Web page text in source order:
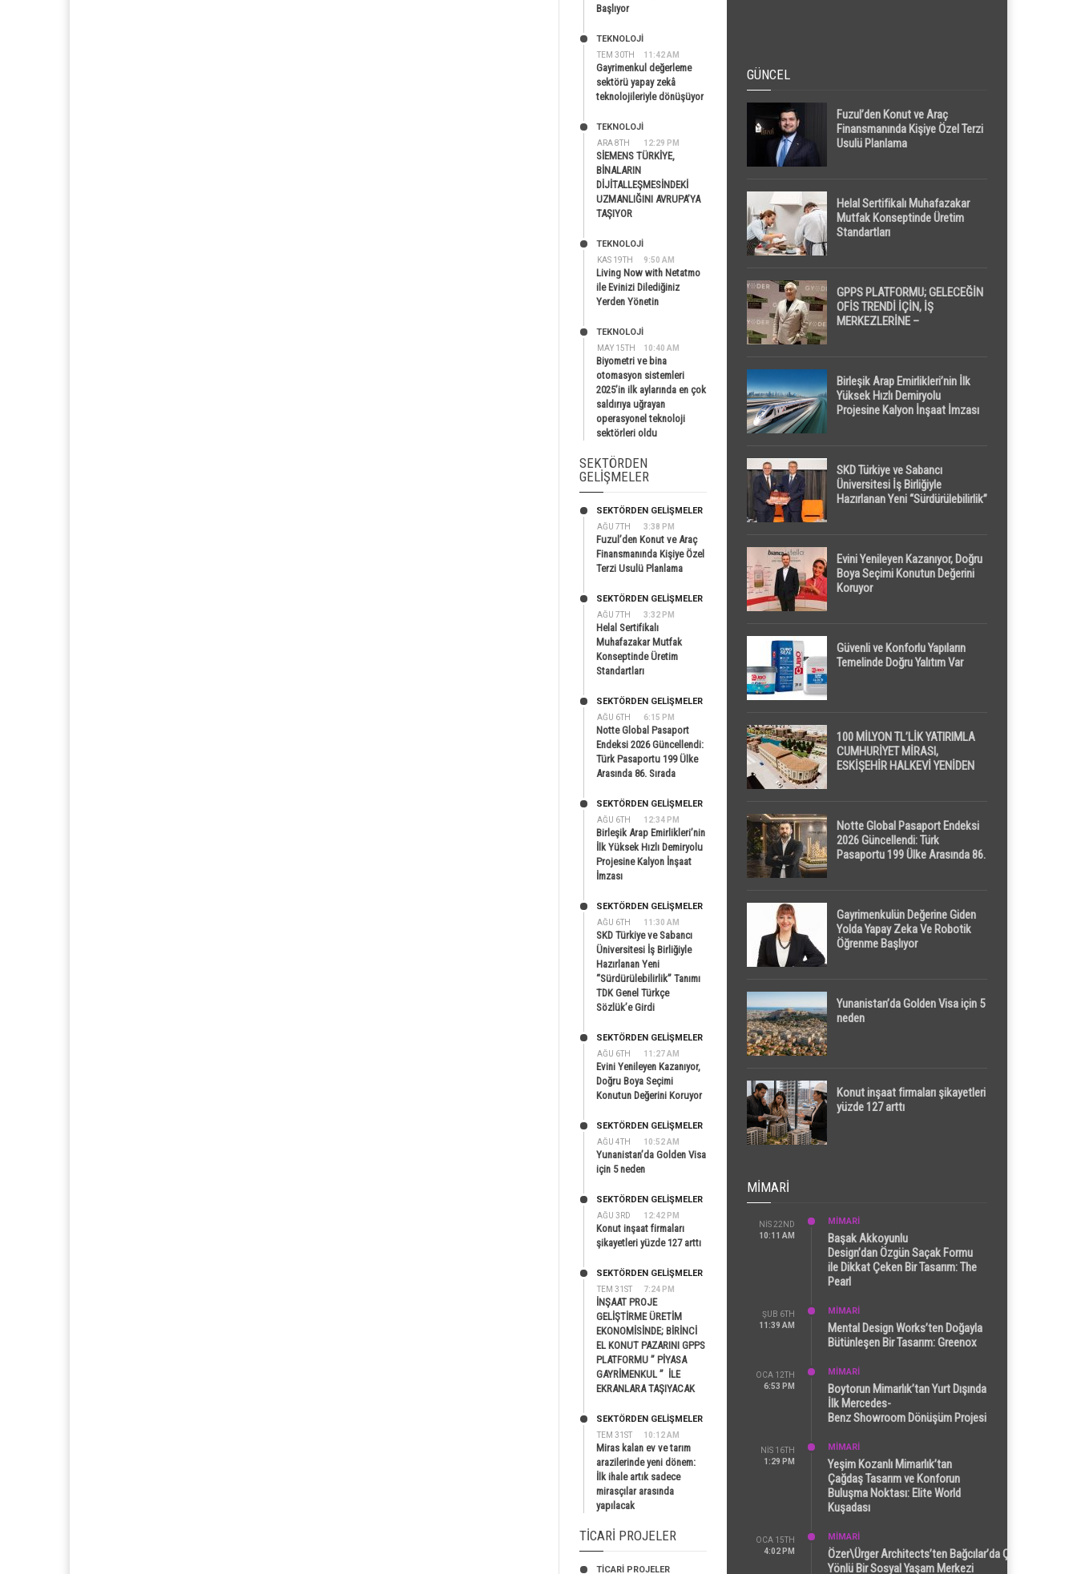
Başlıyor
TEM 30TH 11:42 AM
TEKNOLOJİ
Gayrimenkul değerleme
sektörü yapay zekâ
teknolojileriyle dönüşüyor
ARA 8TH 12:29 PM
TEKNOLOJİ
SİEMENS TÜRKİYE,
BİNALARIN
DİJİTALLEŞMESİNDEKİ
UZMANLIĞINI AVRUPA’YA
TAŞIYOR
KAS 19TH 9:50 AM
TEKNOLOJİ
Living Now with Netatmo
ile Evinizi Dilediğiniz
Yerden Yönetin
MAY 15TH 10:40 AM
TEKNOLOJİ
Biyometri ve bina
otomasyon sistemleri
2025’in ilk aylarında en çok
saldırıya uğrayan
operasyonel teknoloji
sektörleri oldu
SEKTÖRDEN
GELIŞMELER
AĞU 7TH 3:38 PM
SEKTÖRDEN GELIŞMELER
Fuzul’den Konut ve Araç
Finansmanında Kişiye Özel
Terzi Usulü Planlama
AĞU 7TH 3:32 PM
SEKTÖRDEN GELIŞMELER
Helal Sertifikalı
Muhafazakar Mutfak
Konseptinde Üretim
Standartları
AĞU 6TH 6:15 PM
SEKTÖRDEN GELIŞMELER
Notte Global Pasaport
Endeksi 2026 Güncellendi:
Türk Pasaportu 199 Ülke
Arasında 86. Sırada
AĞU 6TH 12:34 PM
SEKTÖRDEN GELIŞMELER
Birleşik Arap Emirlikleri’nin
İlk Yüksek Hızlı Demiryolu
Projesine Kalyon İnşaat
İmzası
AĞU 6TH 11:30 AM
SEKTÖRDEN GELIŞMELER
SKD Türkiye ve Sabancı
Üniversitesi İş Birliğiyle
Hazırlanan Yeni
“Sürdürülebilirlik” Tanımı
TDK Genel Türkçe
Sözlük’e Girdi
AĞU 6TH 11:27 AM
SEKTÖRDEN GELIŞMELER
Evini Yenileyen Kazanıyor,
Doğru Boya Seçimi
Konutun Değerini Koruyor
AĞU 4TH 10:52 AM
SEKTÖRDEN GELIŞMELER
Yunanistan’da Golden Visa
için 5 neden
AĞU 3RD 12:42 PM
SEKTÖRDEN GELIŞMELER
Konut inşaat firmaları
şikayetleri yüzde 127 arttı
TEM 31ST 7:24 PM
SEKTÖRDEN GELIŞMELER
İNŞAAT PROJE
GELİŞTİRME ÜRETİM
EKONOMİSİNDE; BİRİNCİ
EL KONUT PAZARINI GPPS
PLATFORMU ” PİYASA
GAYRİMENKUL ” İLE
EKRANLARA TAŞIYACAK
TEM 31ST 10:12 AM
SEKTÖRDEN GELIŞMELER
Miras kalan ev ve tarım
arazilerinde yeni dönem:
İlk ihale artık sadece
mirasçılar arasında
yapılacak
TICARI PROJELER
TİCARİ PROJELER
GÜNCEL
Fuzul’den Konut ve Araç
Finansmanında Kişiye Özel Terzi
Usulü Planlama
Helal Sertifikalı Muhafazakar
Mutfak Konseptinde Üretim
Standartları
GPPS PLATFORMU; GELECEĞİN
OFİS TRENDİ İÇİN, İŞ
MERKEZLERİNE –
Birleşik Arap Emirlikleri’nin İlk
Yüksek Hızlı Demiryolu
Projesine Kalyon İnşaat İmzası
SKD Türkiye ve Sabancı
Üniversitesi İş Birliğiyle
Hazırlanan Yeni “Sürdürülebilirlik”
Evini Yenileyen Kazanıyor, Doğru
Boya Seçimi Konutun Değerini
Koruyor
Güvenli ve Konforlu Yapıların
Temelinde Doğru Yalıtım Var
100 MİLYON TL’LİK YATIRIMLA
CUMHURİYET MİRASI,
ESKİŞEHİR HALKEVİ YENİDEN
Notte Global Pasaport Endeksi
2026 Güncellendi: Türk
Pasaportu 199 Ülke Arasında 86.
Gayrimenkulün Değerine Giden
Yolda Yapay Zeka Ve Robotik
Öğrenme Başlıyor
Yunanistan’da Golden Visa için 5
neden
Konut inşaat firmaları şikayetleri
yüzde 127 arttı
MIMARI
NIS 22ND
10:11 AM
MİMARİ
Başak Akkoyunlu
Design’dan Özgün Saçak Formu
ile Dikkat Çeken Bir Tasarım: The
Pearl
ŞUB 6TH
11:39 AM
MİMARİ
Mental Design Works’ten Doğayla
Bütünleşen Bir Tasarım: Greenox
OCA 12TH
6:53 PM
MİMARİ
Boytorun Mimarlık’tan Yurt Dışında
İlk Mercedes-
Benz Showroom Dönüşüm Projesi
NIS 16TH
1:29 PM
MİMARİ
Yeşim Kozanlı Mimarlık’tan
Çağdaş Tasarım ve Konforun
Buluşma Noktası: Elite World
Kuşadası
OCA 15TH
4:02 PM
MİMARİ
Özer\Ürger Architects’ten Bağcılar’da Çok
Yönlü Bir Sosyal Yaşam Merkezi